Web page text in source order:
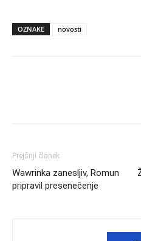
OZNAKE novosti
Prejšnji članek
Wawrinka zanesljiv, Romun
pripravil presenečenje